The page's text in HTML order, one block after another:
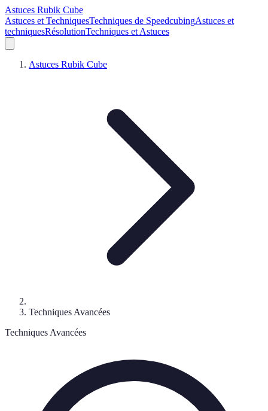
Astuces Rubik Cube
Astuces et TechniquesTechniques de SpeedcubingAstuces et
techniquesRésolutionTechniques et Astuces
Astuces Rubik Cube
Techniques Avancées
Techniques Avancées